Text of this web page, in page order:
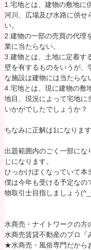
1.宅地とは、建物の敷地に
河川、広場及び水路に供せ
い。
2.建物の一部の売買の代理
業に当たらない。
3.建物とは、土地に定着す
壁を有するものをいうが、
な施設は建物には当たらな
4.宅地とは、現に建物の敷
地目、現況によって宅地に
いかがでしたでしょうか？
ちなみに正解は1になります
出題範囲内のごく一部に
じになります。
ひっかけぽくなっていて本
僕は今年も受ける予定なの
物取引士目指しましょう
水商売・ナイトワークの方
水商売賃貸不動産のプロ『
★水商売・風俗専門だから